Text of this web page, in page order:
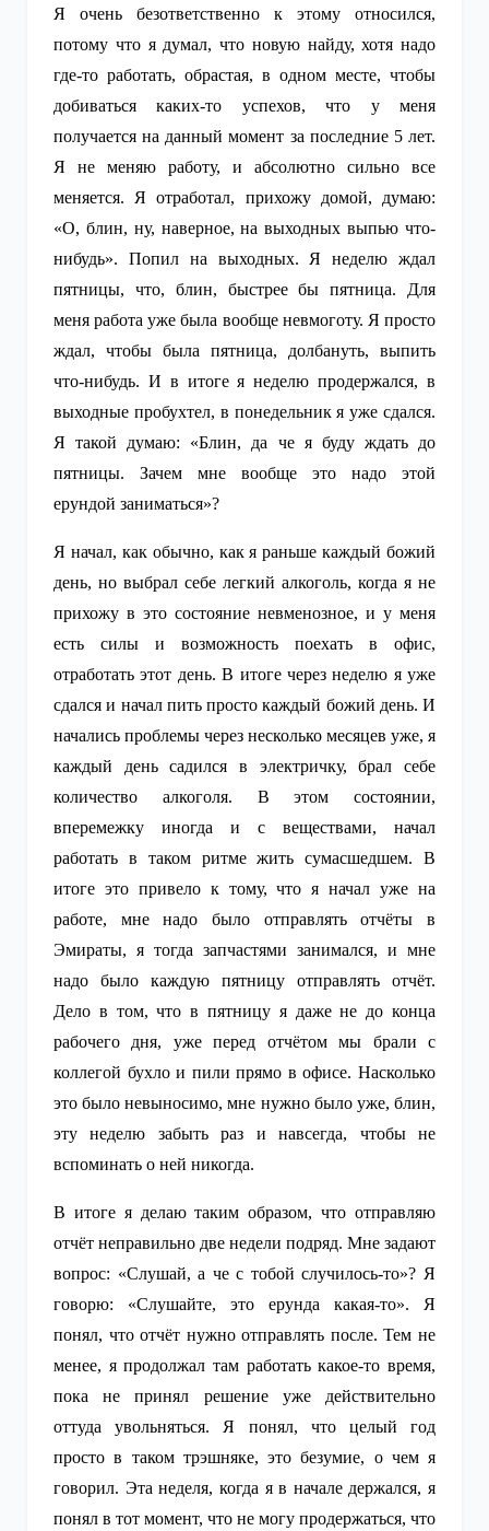
Я очень безответственно к этому относился,
потому что я думал, что новую найду, хотя надо
где-то работать, обрастая, в одном месте, чтобы
добиваться каких-то успехов, что у меня
получается на данный момент за последние 5 лет.
Я не меняю работу, и абсолютно сильно все
меняется. Я отработал, прихожу домой, думаю:
«О, блин, ну, наверное, на выходных выпью что-
нибудь». Попил на выходных. Я неделю ждал
пятницы, что, блин, быстрее бы пятница. Для
меня работа уже была вообще невмоготу. Я просто
ждал, чтобы была пятница, долбануть, выпить
что-нибудь. И в итоге я неделю продержался, в
выходные пробухтел, в понедельник я уже сдался.
Я такой думаю: «Блин, да че я буду ждать до
пятницы. Зачем мне вообще это надо этой
ерундой заниматься»?
Я начал, как обычно, как я раньше каждый божий
день, но выбрал себе легкий алкоголь, когда я не
прихожу в это состояние невменозное, и у меня
есть силы и возможность поехать в офис,
отработать этот день. В итоге через неделю я уже
сдался и начал пить просто каждый божий день. И
начались проблемы через несколько месяцев уже, я
каждый день садился в электричку, брал себе
количество алкоголя. В этом состоянии,
вперемежку иногда и с веществами, начал
работать в таком ритме жить сумасшедшем. В
итоге это привело к тому, что я начал уже на
работе, мне надо было отправлять отчёты в
Эмираты, я тогда запчастями занимался, и мне
надо было каждую пятницу отправлять отчёт.
Дело в том, что в пятницу я даже не до конца
рабочего дня, уже перед отчётом мы брали с
коллегой бухло и пили прямо в офисе. Насколько
это было невыносимо, мне нужно было уже, блин,
эту неделю забыть раз и навсегда, чтобы не
вспоминать о ней никогда.
В итоге я делаю таким образом, что отправляю
отчёт неправильно две недели подряд. Мне задают
вопрос: «Слушай, а че с тобой случилось-то»? Я
говорю: «Слушайте, это ерунда какая-то». Я
понял, что отчёт нужно отправлять после. Тем не
менее, я продолжал там работать какое-то время,
пока не принял решение уже действительно
оттуда увольняться. Я понял, что целый год
просто в таком трэшняке, это безумие, о чем я
говорил. Эта неделя, когда я в начале держался, я
понял в тот момент, что не могу продержаться, что